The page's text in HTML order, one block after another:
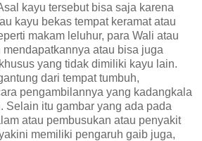
kayu tersebut bisa saja karena
kayu bekas tempat keramat atau
makam leluhur, para Wali atau
atau bisa juga
yang tidak dimiliki kayu lain.
dari tempat tumbuh,
pengambilannya yang kadangkala
Selain itu gambar yang ada pada
atau pembusukan atau penyakit
memiliki pengaruh gaib juga,